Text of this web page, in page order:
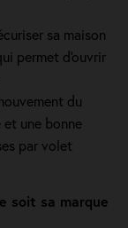
sa maison
permet d'ouvrir
du
une bonne
par volet
soit sa marque